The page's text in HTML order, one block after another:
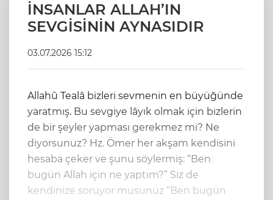
İNSANLAR ALLAH’IN
SEVGİSİNİN AYNASIDIR
03.07.2026 15:12
Allahû Tealâ bizleri sevmenin en büyüğünde
yaratmış. Bu sevgiye lâyık olmak için bizlerin
de bir şeyler yapması gerekmez mi? Ne
diyorsunuz? Hz. Ömer her akşam kendisini
hesaba çeker ve şunu söylermiş: “Ben
bugün Allah için ne yaptım?” Siz de
kendinize soruyor musunuz “Ben bugün